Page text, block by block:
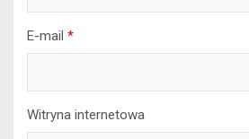
E-mail *
Witryna internetowa